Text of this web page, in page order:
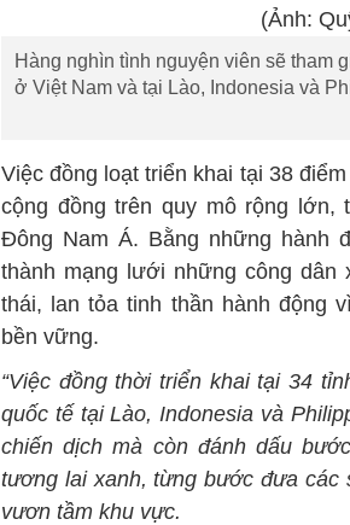
Hàng nghìn tình nguyện viên sẽ tham
ở Việt Nam và tại Lào, Indonesia và
Việc đồng loạt triển khai tại 38
cộng đồng trên quy mô rộng
Đông Nam Á. Bằng những hành
thành mạng lưới những công dân
thái, lan tỏa tinh thần hành động
bền vững.
“Việc đồng thời triển khai tại 34
quốc tế tại Lào, Indonesia và
chiến dịch mà còn đánh dấu
tương lai xanh, từng bước đưa các
vươn tầm khu vực.